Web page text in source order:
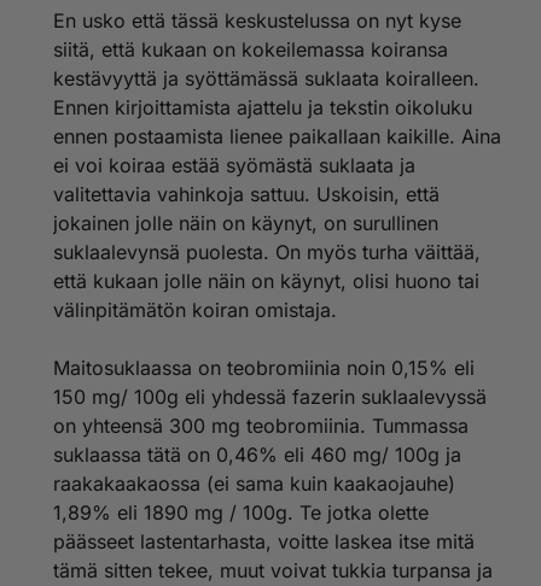
tänne kirjoitetaan ja selitellään mustaa valkoiseksi
En usko että tässä keskustelussa on nyt kyse
siitä, että kukaan on kokeilemassa koiransa
kestävyyttä ja syöttämässä suklaata koiralleen.
Ennen kirjoittamista ajattelu ja tekstin oikoluku
ennen postaamista lienee paikallaan kaikille. Aina
ei voi koiraa estää syömästä suklaata ja
valitettavia vahinkoja sattuu. Uskoisin, että
jokainen jolle näin on käynyt, on surullinen
suklaalevynsä puolesta. On myös turha väittää,
että kukaan jolle näin on käynyt, olisi huono tai
välinpitämätön koiran omistaja.
Maitosuklaassa on teobromiinia noin 0,15% eli
150 mg/ 100g eli yhdessä fazerin suklaalevyssä
on yhteensä 300 mg teobromiinia. Tummassa
suklaassa tätä on 0,46% eli 460 mg/ 100g ja
raakakaakaossa (ei sama kuin kaakaojauhe)
1,89% eli 1890 mg / 100g. Te jotka olette
päässeet lastentarhasta, voitte laskea itse mitä
tämä sitten tekee, muut voivat tukkia turpansa ja